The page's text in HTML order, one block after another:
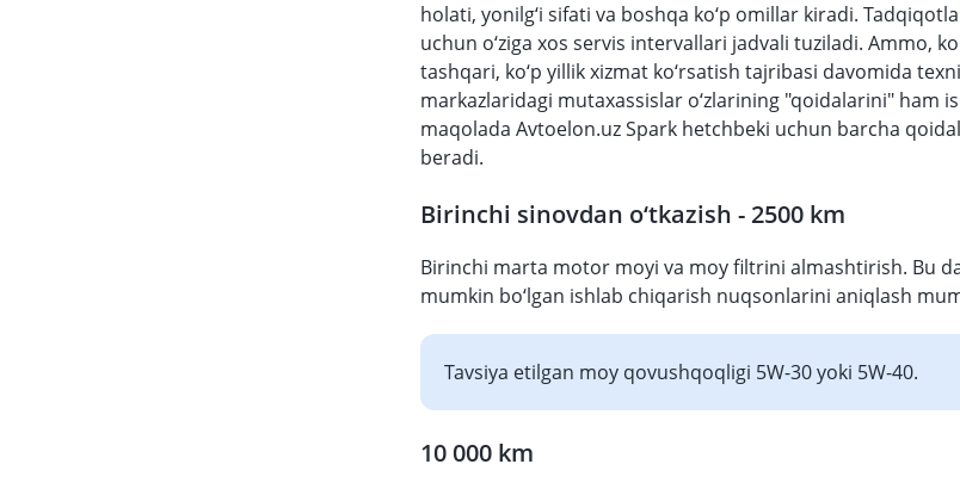
holati, yonilg‘i sifati va boshqa ko‘p omillar kiradi.
uchun o‘ziga xos servis intervallari jadvali tuziladi. Ammo,
tashqari, ko‘p yillik xizmat ko‘rsatish tajribasi davomida
markazlaridagi mutaxassislar o‘zlarining "qoidalarini" ham
maqolada Avtoelon.uz Spark hetchbeki uchun barcha
beradi.
Birinchi sinovdan o‘tkazish - 2500 km
Birinchi marta motor moyi va moy filtrini almashtirish. Bu
mumkin bo‘lgan ishlab chiqarish nuqsonlarini aniqlash
Tavsiya etilgan moy qovushqoqligi 5W-30 yoki 5W-40.
10 000 km